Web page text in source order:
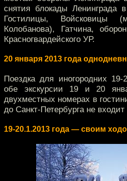
снятия блокады Ленинграда
Гостилицы, Войсковицы
Колобанова), Гатчина,
Красногвардейского УР.
20 января 2013 года
Поездка для иногородних
обе экскурсии 19 и 20
двухместных номерах в
до Санкт-Петербурга не
19-20.1.2013 года — своим